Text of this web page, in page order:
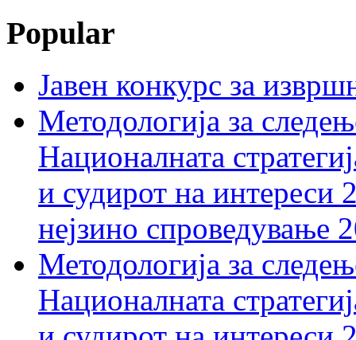
Popular
Јавен конкурс за
Методологија за
Националната
и судирот на интереси
нејзино спроведување
Методологија за
Националната